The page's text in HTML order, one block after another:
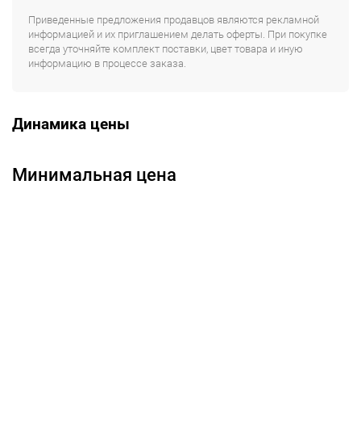
Приведенные предложения продавцов являются рекламной
информацией и их приглашением делать оферты. При покупке
всегда уточняйте комплект поставки, цвет товара и иную
информацию в процессе заказа.
Динамика цены
Минимальная цена